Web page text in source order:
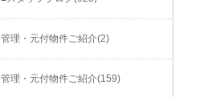
管理・元付物件ご紹介(2)
管理・元付物件ご紹介(159)